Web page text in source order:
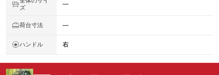
ズ
―
荷台寸法 ―
ハンドル 右